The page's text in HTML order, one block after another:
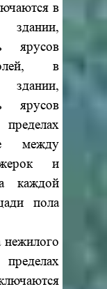
в
здании,
ярусов
в
здании,
ярусов
между
и
каждой
пола